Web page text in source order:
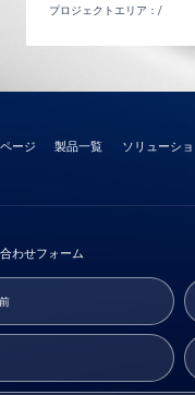
プロジェクトエリア： /
ージ 製品一覧 ソリューシ
わせフォーム